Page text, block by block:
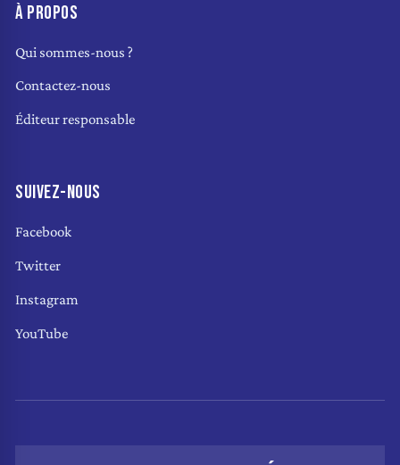
À PROPOS
Qui sommes-nous ?
Contactez-nous
Éditeur responsable
SUIVEZ-NOUS
Facebook
Twitter
Instagram
YouTube